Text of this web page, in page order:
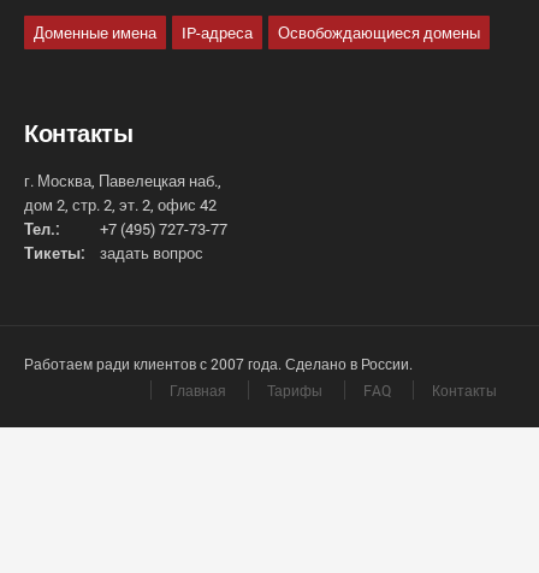
Доменные имена IP-адреса Освобождающиеся домены
Контакты
г. Москва, Павелецкая наб.,
дом 2, стр. 2, эт. 2, офис 42
Тел.:
+7 (495) 727-73-77
Тикеты:
задать вопрос
Работаем ради клиентов с 2007 года. Сделано в России.
Главная
Тарифы FAQ Контакты